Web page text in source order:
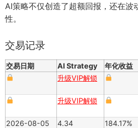
AI策略不仅创造了超额回报，还在波
性。
交易记录
交易日期 AI Strategy 年化收益
升级VIP解锁
升级VIP解锁
2026-08-05
4.34 184.17%